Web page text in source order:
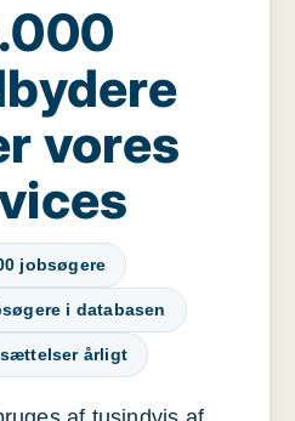
vores
jobsøgere
i databasen
årligt